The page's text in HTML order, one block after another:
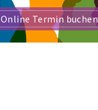
Online Termin buchen